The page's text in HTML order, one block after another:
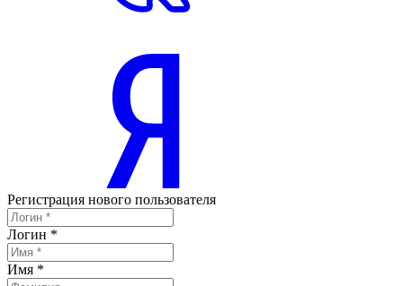
Регистрация нового пользователя
Логин *
Имя *